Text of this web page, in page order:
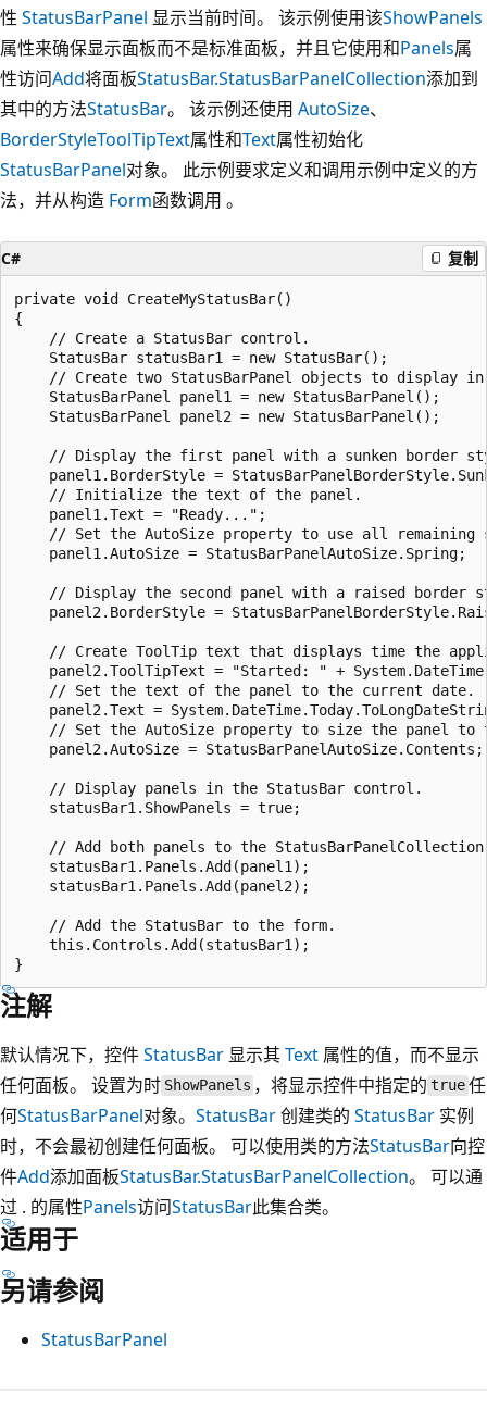
性 StatusBarPanel 显示当前时间。 该示例使用该ShowPanels
属性来确保显示面板而不是标准面板，并且它使用和Panels属
性访问Add将面板StatusBar.StatusBarPanelCollection添加到
其中的方法StatusBar。 该示例还使用 AutoSize、
BorderStyleToolTipText属性和Text属性初始化
StatusBarPanel对象。 此示例要求定义和调用示例中定义的方
法，并从构造 Form函数调用 。
C# 复制
private void CreateMyStatusBar()
{
    // Create a StatusBar control.
    StatusBar statusBar1 = new StatusBar();
// Create two StatusBarPanel objects to display
    StatusBarPanel panel1 = new StatusBarPanel();
    StatusBarPanel panel2 = new StatusBarPanel();
// Display the first panel with a sunken border
panel1.BorderStyle =
    // Initialize the text of the panel.
    panel1.Text = "Ready...";
// Set the AutoSize property to use all remaining
    panel1.AutoSize = StatusBarPanelAutoSize.Spring;
// Display the second panel with a raised border
panel2.BorderStyle =
// Create ToolTip text that displays time the
panel2.ToolTipText = "Started: " +
    // Set the text of the panel to the current date.
panel2.Text =
// Set the AutoSize property to size the panel to
    panel2.AutoSize = StatusBarPanelAutoSize.Contents;
    // Display panels in the StatusBar control.
    statusBar1.ShowPanels = true;
// Add both panels to the
    statusBar1.Panels.Add(panel1);
    statusBar1.Panels.Add(panel2);
    // Add the StatusBar to the form.
    this.Controls.Add(statusBar1);
注解
默认情况下，控件StatusBar 显示其Text 属性的值，而不显示
任何面板。 设置为时 ShowPanels ，将显示控件中指定的true任
何StatusBarPanel对象。 StatusBar创建类的 StatusBar 实例
时，不会最初创建任何面板。 可以使用类的方法StatusBar向控
件Add添加面板StatusBar.StatusBarPanelCollection。 可以通
过 . 的属性Panels访问StatusBar此集合类。
适用于
另请参阅
StatusBarPanel
阅